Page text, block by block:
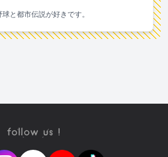
と都市伝説が好きです。